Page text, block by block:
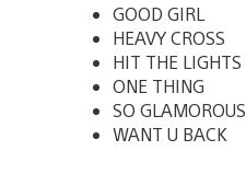
GOOD GIRL
HEAVY CROSS
HIT THE LIGHTS
ONE THING
SO GLAMOROUS
WANT U BACK